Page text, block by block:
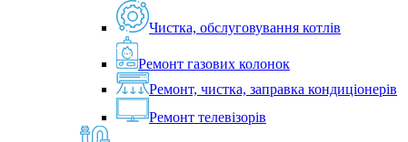
Чистка, обслуговування котлів
Ремонт газових колонок
Ремонт, чистка, заправка кондиціонерів
Ремонт телевізорів